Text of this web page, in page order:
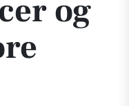
og